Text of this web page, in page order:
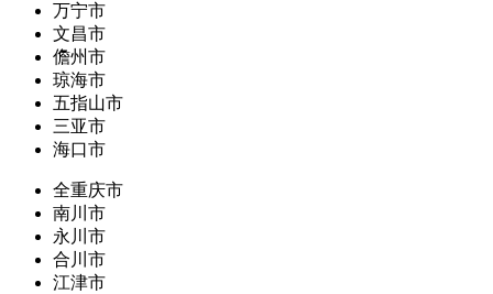
万宁市
文昌市
儋州市
琼海市
五指山市
三亚市
海口市
全重庆市
南川市
永川市
合川市
江津市